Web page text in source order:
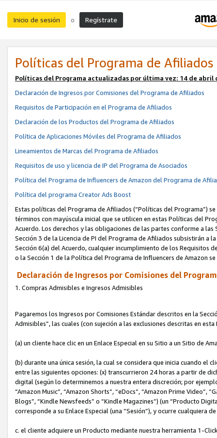
Inicio de sesión o Regístrate
Políticas del Programa de Afiliados
Políticas del Programa actualizadas por última vez: 14 de abril
Declaración de Ingresos por Comisiones del Programa de Afiliados
Requisitos de Participación en el Programa de Afiliados
Declaración de los Productos del Programa de Afiliados
Política de Aplicaciones Móviles del Programa de Afiliados
Lineamientos de Marcas del Programa de Afiliados
Requisitos de uso y licencia de IP del Programa de Asociados
Política del Programa de Influencers de Amazon del Programa de
Política del programa Creator Ads Boost
Estas políticas del Programa de Afiliados (“Políticas del Programa”)
términos con mayúscula inicial que se utilicen en estas Políticas del
Acuerdo. Los derechos y las obligaciones de las partes conforme a
Sección 3 de la Licencia de PI del Programa de Afiliados subsistirán
Sección 6(a) del Acuerdo, cualquier incumplimiento de los Requisitos
o la Sección 1 de la Política del Programa de Influencers de Amazon
Declaración de Ingresos por Comisiones del
1. Compras Admisibles e Ingresos Admisibles
Pagaremos los Ingresos por Comisiones Estándar descritos en la
Admisibles”, las cuales (con sujeción a las exclusiones descritas en
(a) un cliente hace clic en un Enlace Especial en su Sitio a un Sitio de
(b) durante una única sesión, la cual se considera que inicia cuando el
entre las siguientes opciones: (x) transcurrieron 24 horas a partir de
digital (según lo determinemos a nuestra entera discreción; por
“Amazon Music”, “Amazon Shorts”, “eDocs”, “Amazon Prime Video”,
Blogs”, “Kindle Newsfeeds” o “Kindle Magazines”) (un “Producto
corresponde a su Enlace Especial (una “Sesión”), y ocurre cualquiera
c. el cliente adquiere un Producto mediante nuestra herramienta 1-